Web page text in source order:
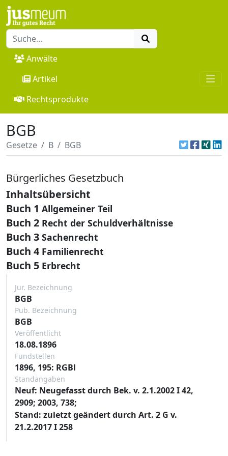
Anwälte
Artikel
Rechtsprodukte
BGB
Gesetze B BGB
Bürgerliches Gesetzbuch
Inhaltsübersicht
Buch 1 Allgemeiner Teil
Buch 2 Recht der Schuldverhältnisse
Buch 3 Sachenrecht
Buch 4 Familienrecht
Buch 5 Erbrecht
Jur. Bezeichnung
BGB
Pub. Bezeichnung
BGB
Veröffentlicht
18.08.1896
Fundstellen
1896, 195: RGBl
Standangaben
Neuf: Neugefasst durch Bek. v. 2.1.2002 I 42,
2909; 2003, 738;
Stand: zuletzt geändert durch Art. 2 G v.
21.2.2017 I 258